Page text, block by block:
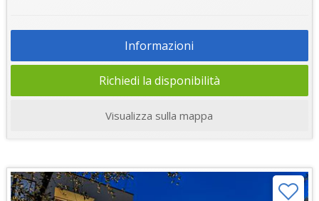
Informazioni
Richiedi la disponibilità
Visualizza sulla mappa